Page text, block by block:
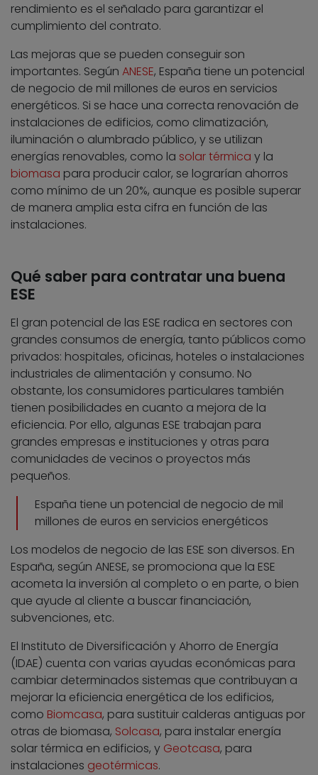
rendimiento es el señalado para garantizar el
cumplimiento del contrato.
Las mejoras que se pueden conseguir son
importantes. Según ANESE, España tiene un potencial
de negocio de mil millones de euros en servicios
energéticos. Si se hace una correcta renovación de
instalaciones de edificios, como climatización,
iluminación o alumbrado público, y se utilizan
energías renovables, como la solar térmica y la
biomasa para producir calor, se lograrían ahorros
como mínimo de un 20%, aunque es posible superar
de manera amplia esta cifra en función de las
instalaciones.
Qué saber para contratar una buena
ESE
El gran potencial de las ESE radica en sectores con
grandes consumos de energía, tanto públicos como
privados: hospitales, oficinas, hoteles o instalaciones
industriales de alimentación y consumo. No
obstante, los consumidores particulares también
tienen posibilidades en cuanto a mejora de la
eficiencia. Por ello, algunas ESE trabajan para
grandes empresas e instituciones y otras para
comunidades de vecinos o proyectos más
pequeños.
España tiene un potencial de negocio de mil
millones de euros en servicios energéticos
Los modelos de negocio de las ESE son diversos. En
España, según ANESE, se promociona que la ESE
acometa la inversión al completo o en parte, o bien
que ayude al cliente a buscar financiación,
subvenciones, etc.
El Instituto de Diversificación y Ahorro de Energía
(IDAE) cuenta con varias ayudas económicas para
cambiar determinados sistemas que contribuyan a
mejorar la eficiencia energética de los edificios,
como Biomcasa, para sustituir calderas antiguas por
otras de biomasa, Solcasa, para instalar energía
solar térmica en edificios, y Geotcasa, para
instalaciones geotérmicas.